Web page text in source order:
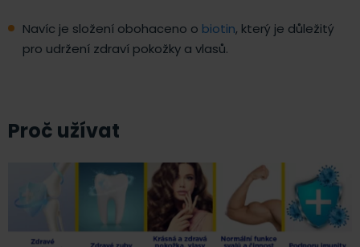
Navíc je složení obohaceno o biotin, který je důležitý
pro udržení zdraví pokožky a vlasů.
Proč užívat